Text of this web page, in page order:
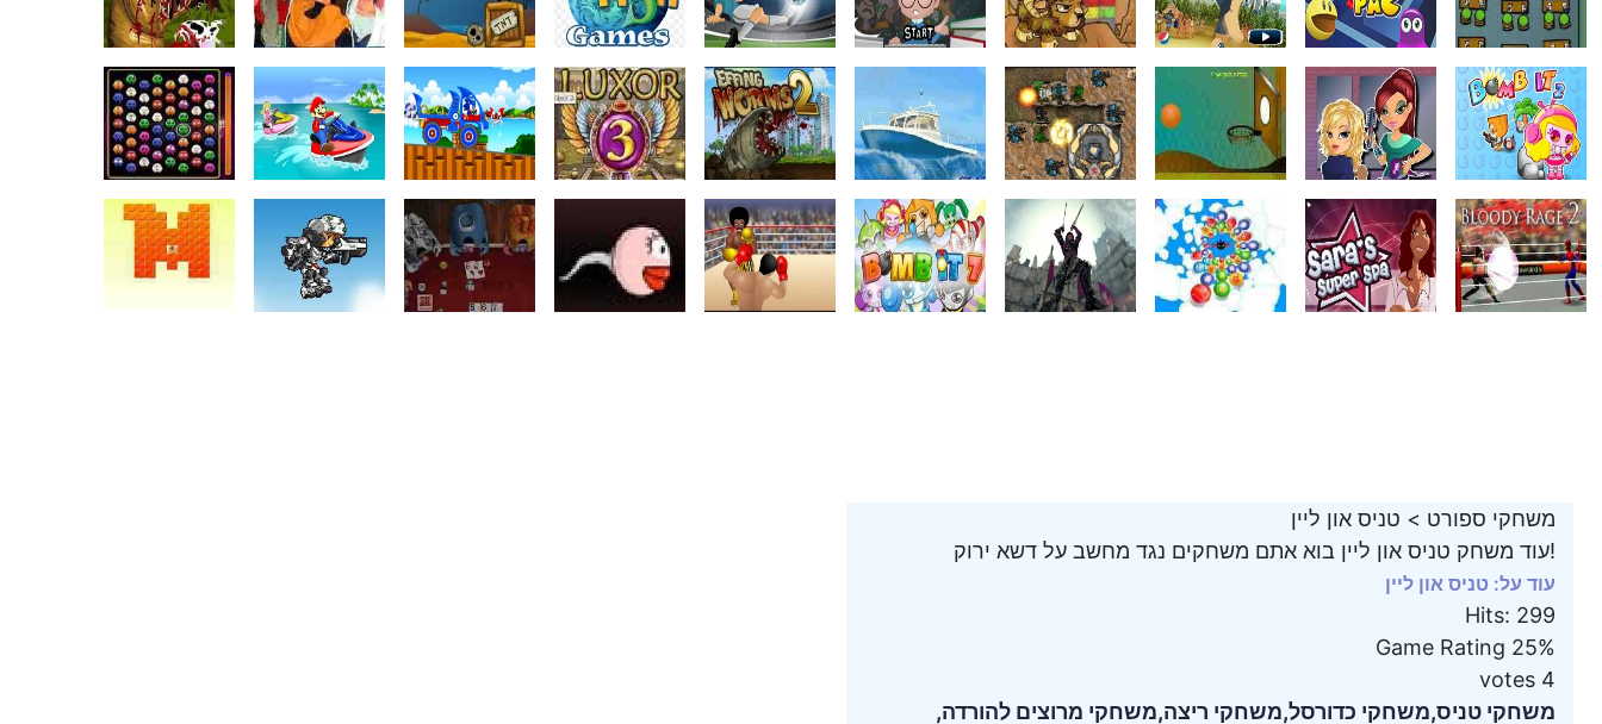
משחקי ספורט > טניס און ליין
עוד משחק טניס און ליין בוא אתם משחקים נגד מחשב על דשא ירוק!
עוד על: טניס און ליין
Hits: 299
Game Rating 25%
votes 4
משחקי טניס,משחקי כדורסל,משחקי ריצה,משחקי מרוצים להורדה,